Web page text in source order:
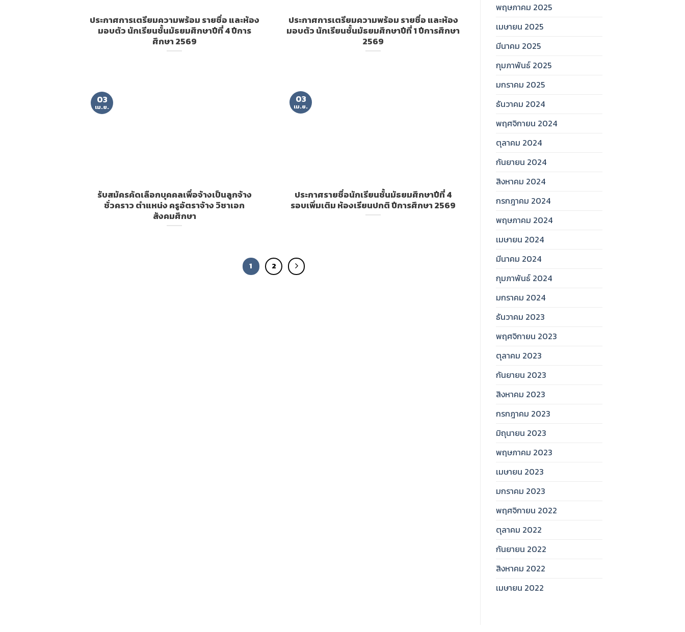
ประกาศการเตรียมความพร้อม รายชื่อ และห้อง
มอบตัว นักเรียนชั้นมัธยมศึกษาปีที่ 4 ปีการ
ศึกษา 2569
ประกาศการเตรียมความพร้อม รายชื่อ และห้อง
มอบตัว นักเรียนชั้นมัธยมศึกษาปีที่ 1 ปีการศึกษา
2569
รับสมัครคัดเลือกบุคคลเพื่อจ้างเป็นลูกจ้าง
ชั่วคราว ตำแหน่ง ครูอัตราจ้าง วิชาเอก
สังคมศึกษา
03
เม.ย.
ประกาศรายชื่อนักเรียนชั้นมัธยมศึกษาปีที่ 4
รอบเพิ่มเติม ห้องเรียนปกติ ปีการศึกษา 2569
03
เม.ย.
1 2
พฤษภาคม 2025
เมษายน 2025
มีนาคม 2025
กุมภาพันธ์ 2025
มกราคม 2025
ธันวาคม 2024
พฤศจิกายน 2024
ตุลาคม 2024
กันยายน 2024
สิงหาคม 2024
กรกฎาคม 2024
พฤษภาคม 2024
เมษายน 2024
มีนาคม 2024
กุมภาพันธ์ 2024
มกราคม 2024
ธันวาคม 2023
พฤศจิกายน 2023
ตุลาคม 2023
กันยายน 2023
สิงหาคม 2023
กรกฎาคม 2023
มิถุนายน 2023
พฤษภาคม 2023
เมษายน 2023
มกราคม 2023
พฤศจิกายน 2022
ตุลาคม 2022
กันยายน 2022
สิงหาคม 2022
เมษายน 2022